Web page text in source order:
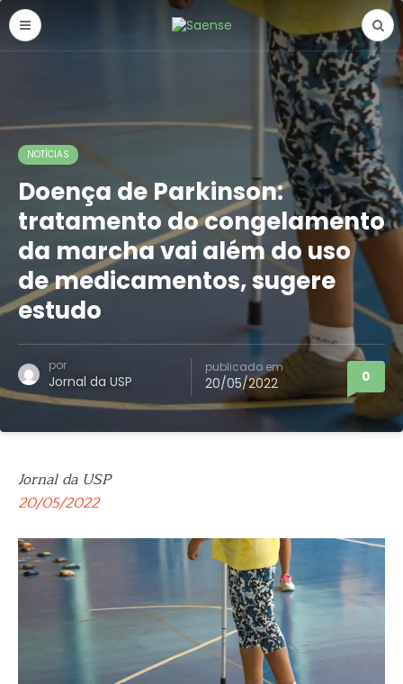
NOTÍCIAS
Doença de Parkinson:
tratamento do congelamento
da marcha vai além do uso
de medicamentos, sugere
estudo
por
Jornal da USP
publicado em
20/05/2022 0
Jornal da USP
20/05/2022